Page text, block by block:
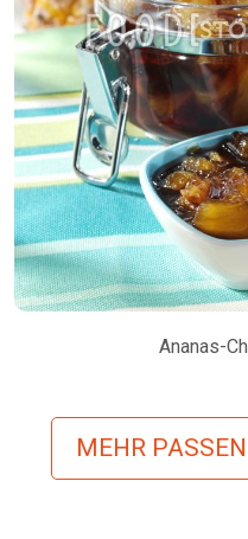
Ananas-
MEHR